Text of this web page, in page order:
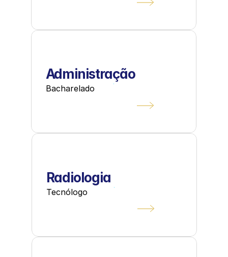
Administração
Bacharelado
Radiologia
Tecnólogo